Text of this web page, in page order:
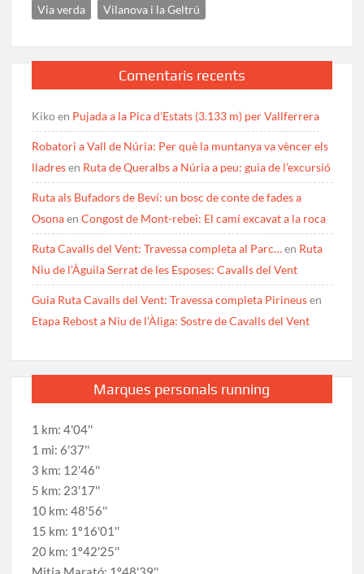
Via verda
Vilanova i la Geltrú
Comentaris recents
Kikoen Pujada a la Pica d’Estats (3.133 m) per Vallferrera
Robatori a Vall de Núria: Per què la muntanya va vèncer els
lladresen Ruta de Queralbs a Núria a peu: guia de l’excursió
Ruta als Bufadors de Beví: un bosc de conte de fades a
OsonaenCongost de Mont-rebei: El camí excavat a la roca
Ruta Cavalls del Vent: Travessa completa al Parc…en Ruta
Niu de l’Àguila Serrat de les Esposes: Cavalls del Vent
Guia Ruta Cavalls del Vent: Travessa completa Pirineusen
Etapa Rebost a Niu de l’Àliga: Sostre de Cavalls del Vent
Marques personals running
1 km: 4'04''
1 mi: 6'37''
3 km: 12'46''
5 km: 23'17''
10 km: 48'56''
15 km: 1º16'01''
20 km: 1º42'25''